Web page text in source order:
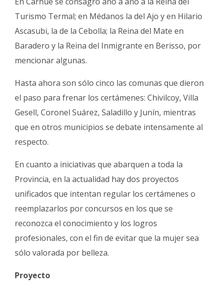
Turismo Termal; en Médanos la del Ajo y en Hilario
Ascasubi, la de la Cebolla; la Reina del Mate en
Baradero y la Reina del Inmigrante en Berisso, por
mencionar algunas.
Hasta ahora son sólo cinco las comunas que dieron
el paso para frenar los certámenes: Chivilcoy, Villa
Gesell, Coronel Suárez, Saladillo y Junín, mientras
que en otros municipios se debate intensamente al
respecto.
En cuanto a iniciativas que abarquen a toda la
Provincia, en la actualidad hay dos proyectos
unificados que intentan regular los certámenes o
reemplazarlos por concursos en los que se
reconozca el conocimiento y los logros
profesionales, con el fin de evitar que la mujer sea
sólo valorada por belleza.
Proyecto